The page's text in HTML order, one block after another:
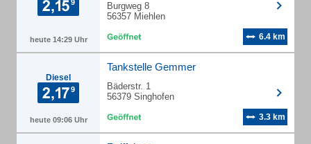
heute 14:29 Uhr
Burgweg 8
56357 Miehlen
6.4 km
Diesel
heute 09:06 Uhr
Tankstelle Gemmer
Bäderstr. 1
56379 Singhofen
3.3 km